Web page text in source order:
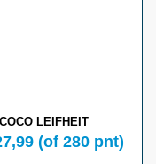
LEIFHEIT
(of 280 pnt)